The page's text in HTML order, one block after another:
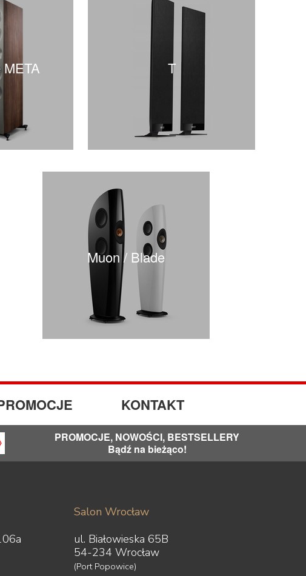
T
Muon / Blade
KONTAKT
PROMOCJE, NOWOŚCI, BESTSELLERY
Bądź na bieżąco!
Salon Wrocław
ul. Białowieska 65B
54-234 Wrocław
(Port Popowice)